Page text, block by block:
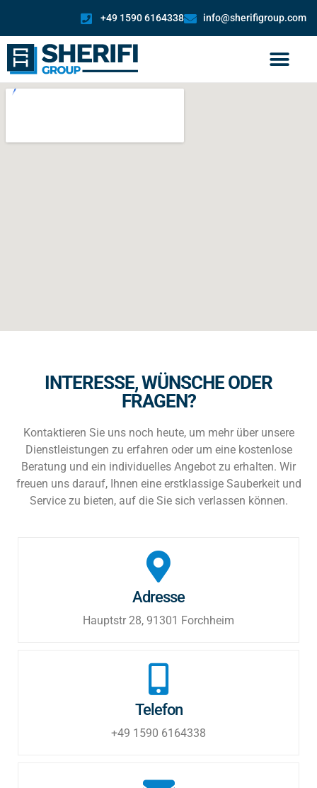
+49 1590 6164338 info@sherifigroup.com
INTERESSE, WÜNSCHE ODER
FRAGEN?
Kontaktieren Sie uns noch heute, um mehr über unsere
Dienstleistungen zu erfahren oder um eine kostenlose
Beratung und ein individuelles Angebot zu erhalten. Wir
freuen uns darauf, Ihnen eine erstklassige Sauberkeit und
Service zu bieten, auf die Sie sich verlassen können.
Adresse
Hauptstr 28, 91301 Forchheim
Telefon
+49 1590 6164338